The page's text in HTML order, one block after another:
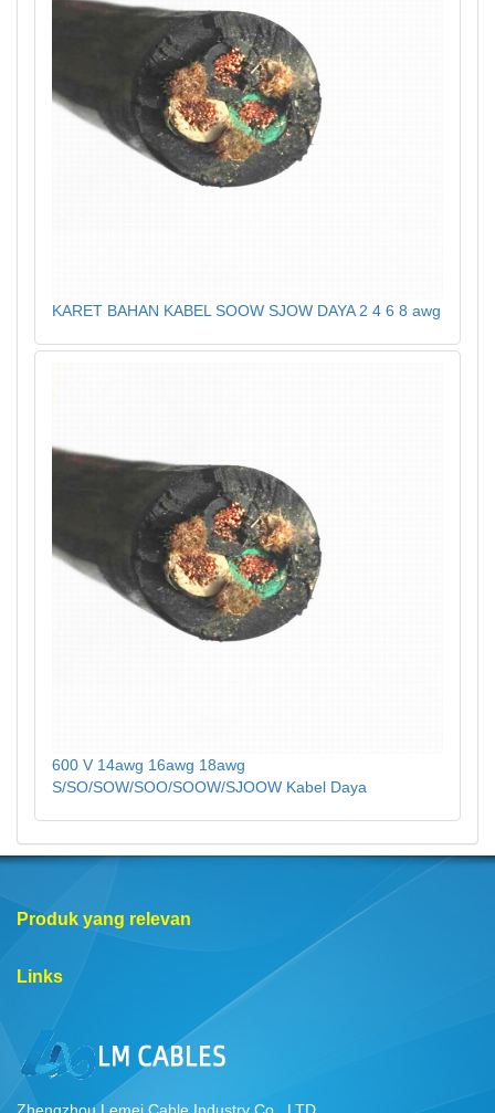
KARET BAHAN KABEL SOOW SJOW DAYA 2 4 6 8 awg
600 V 14awg 16awg 18awg
S/SO/SOW/SOO/SOOW/SJOOW Kabel Daya
Produk yang relevan
Links
Zhengzhou Lemei Cable Industry Co., LTD